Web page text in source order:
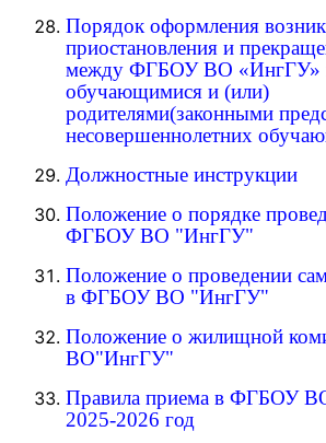
Порядок оформления
приостановления и
между ФГБОУ ВО «ИнгГУ»
обучающимися и (или)
родителями(законными
несовершеннолетних
Должностные инструкции
Положение о порядке
ФГБОУ ВО "ИнгГУ"
Положение о проведении
в ФГБОУ ВО "ИнгГУ"
Положение о жилищной
ВО"ИнгГУ"
Правила приема в ФГБОУ
2025-2026 год